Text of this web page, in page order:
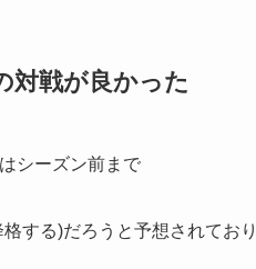
対戦が良かった
シーズン前まで
する)だろうと予想されてお